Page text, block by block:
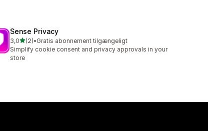
Sense Privacy
3,0ud af 5 stjerner
(2)
2 anmeldelser i alt
•Gratis abonnement tilgængeligt
Simplify cookie consent and privacy approvals in your
store